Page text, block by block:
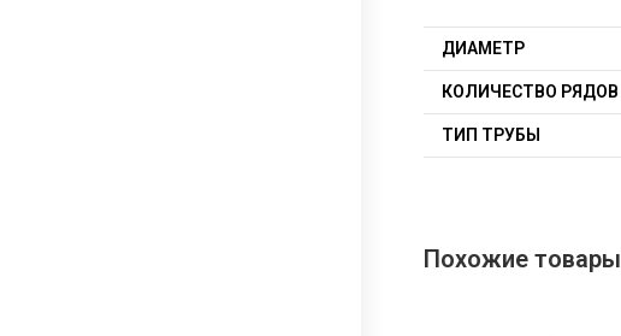
ДИАМЕТР
КОЛИЧЕСТВО РЯДОВ
ТИП ТРУБЫ
Похожие товары